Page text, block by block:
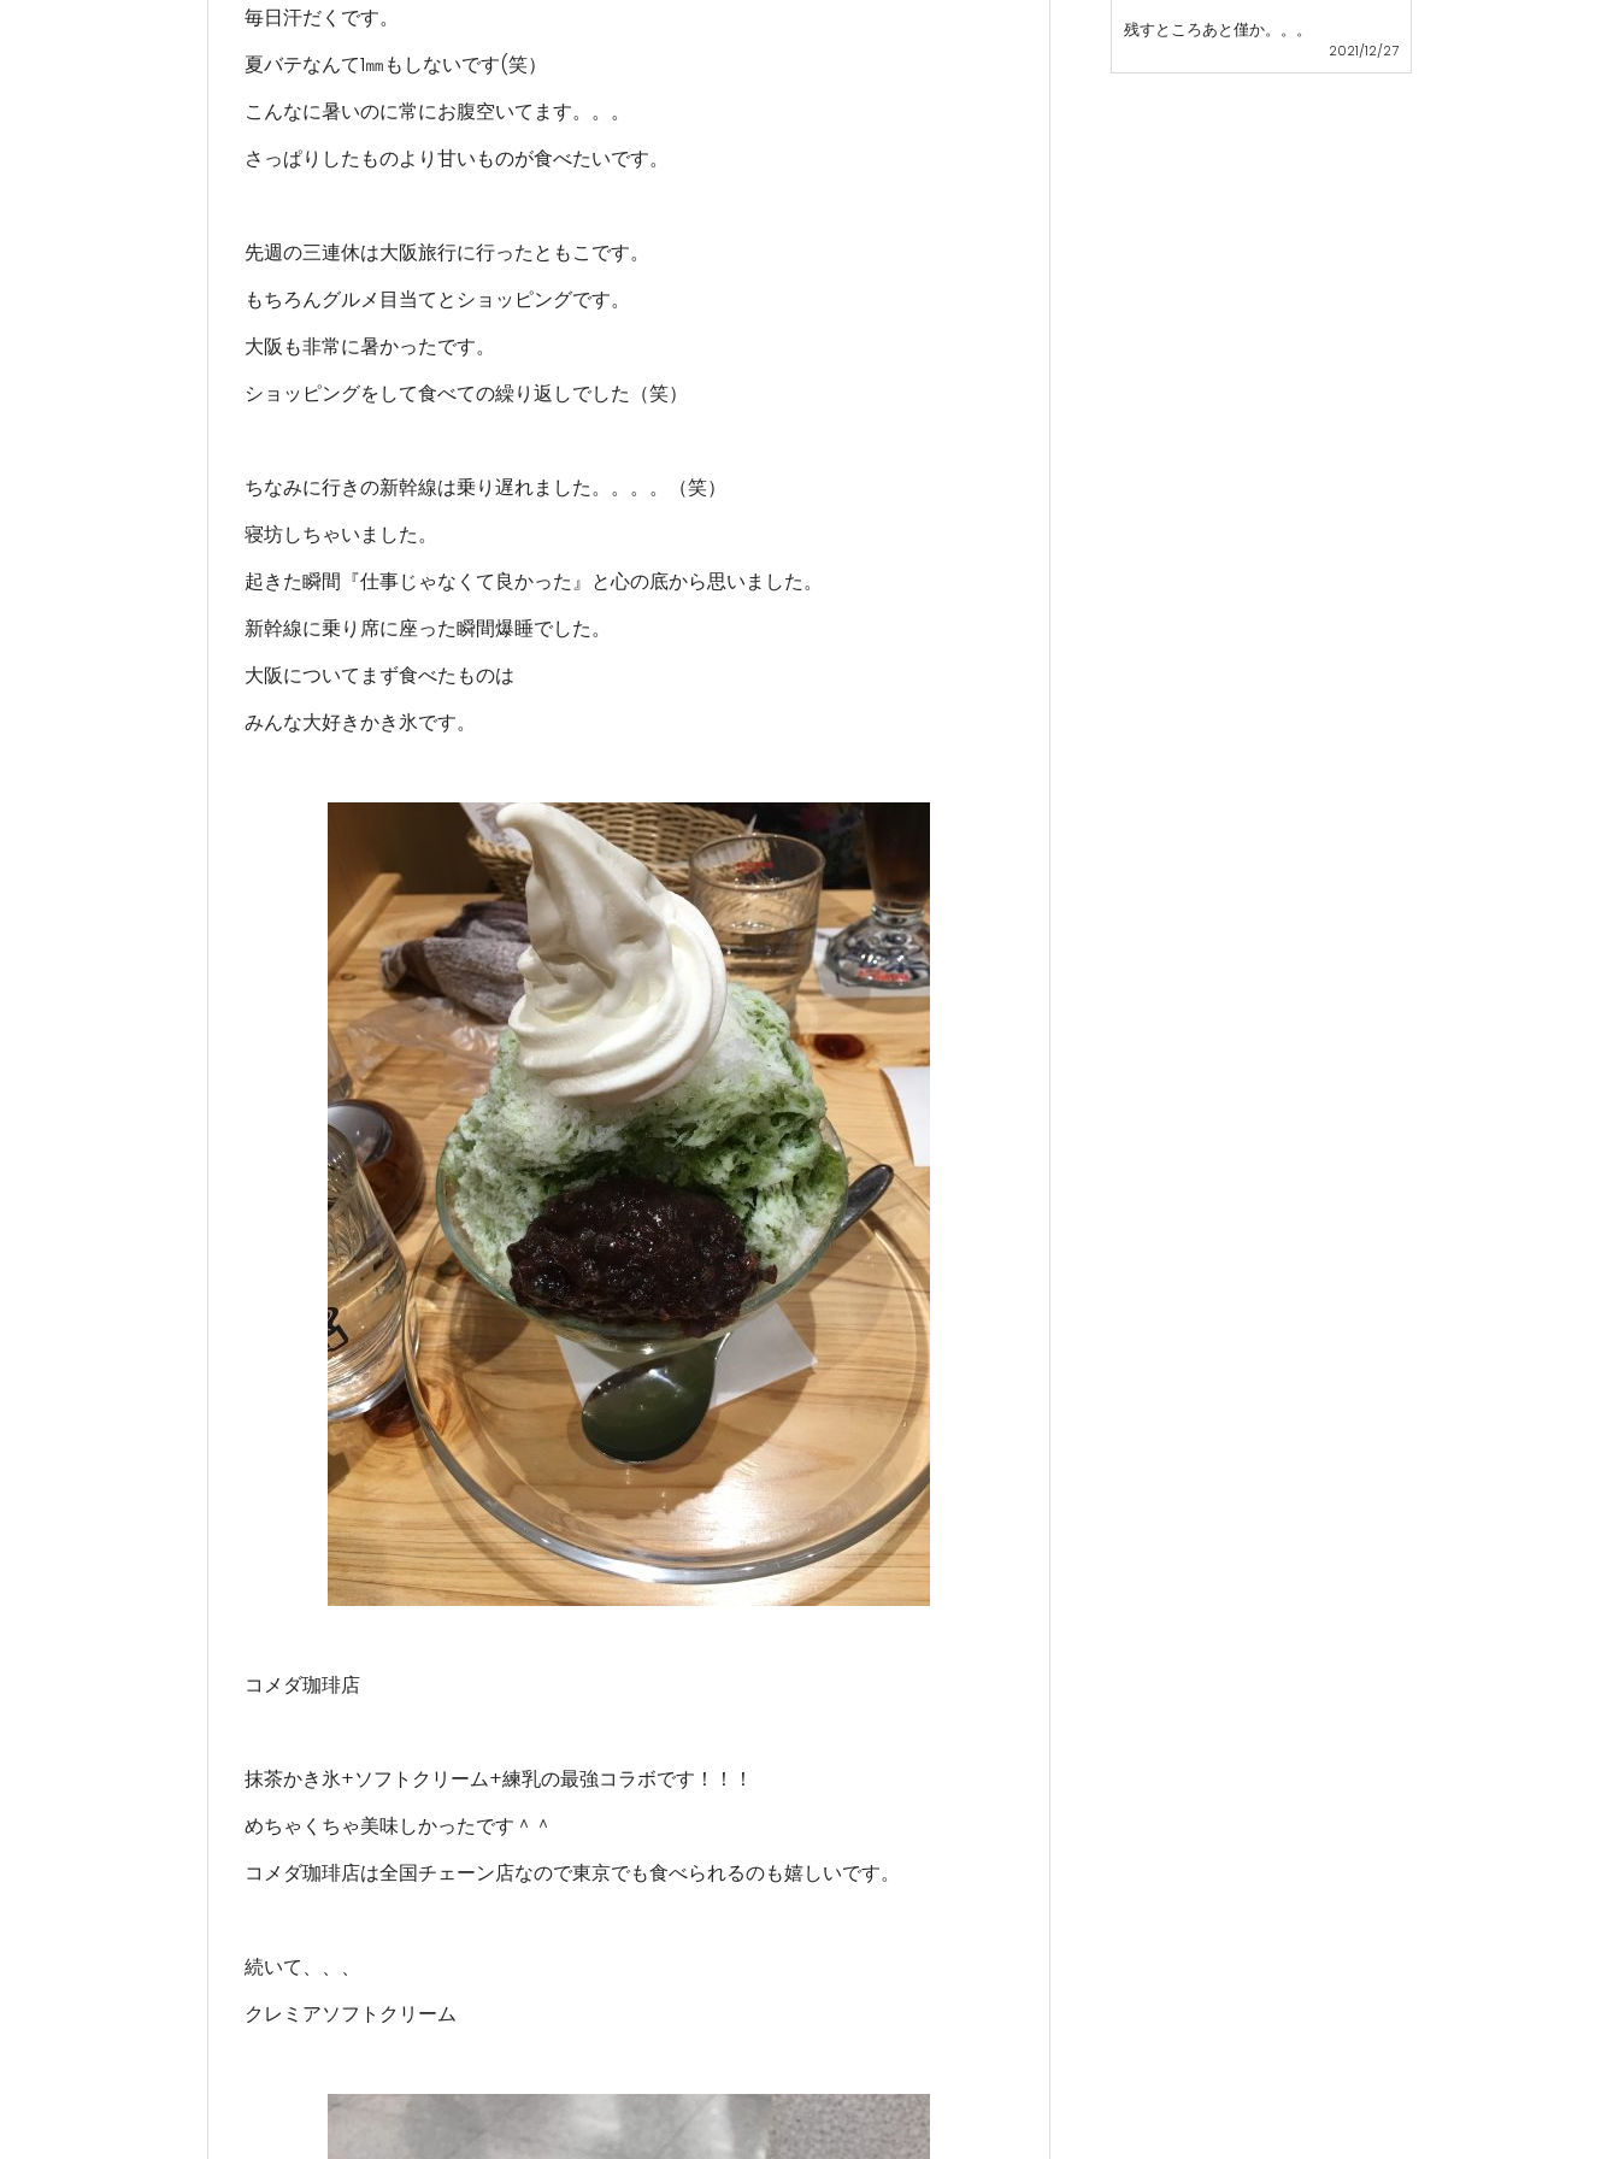
毎日汗だくです。
夏バテなんて1㎜もしないです(笑）
こんなに暑いのに常にお腹空いてます。。。
さっぱりしたものより甘いものが食べたいです。
先週の三連休は大阪旅行に行ったともこです。
もちろんグルメ目当てとショッピングです。
大阪も非常に暑かったです。
ショッピングをして食べての繰り返しでした（笑）
ちなみに行きの新幹線は乗り遅れました。。。。（笑）
寝坊しちゃいました。
起きた瞬間『仕事じゃなくて良かった』と心の底から思いました。
新幹線に乗り席に座った瞬間爆睡でした。
大阪についてまず食べたものは
みんな大好きかき氷です。
コメダ珈琲店
抹茶かき氷+ソフトクリーム+練乳の最強コラボです！！！
めちゃくちゃ美味しかったです＾＾
コメダ珈琲店は全国チェーン店なので東京でも食べられるのも嬉しいです。
続いて、、、
クレミアソフトクリーム
残すところあと僅か。。。
2021/12/27